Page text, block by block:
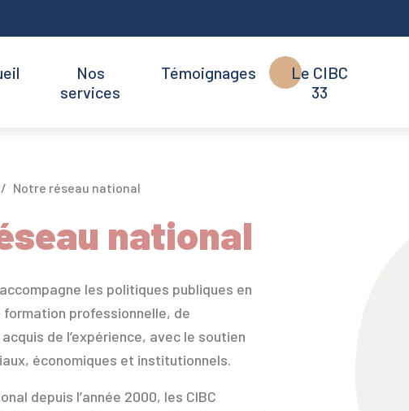
Nos
services
Témoignages
Le CIBC
33
Notre réseau national
national
les politiques publiques en
formation professionnelle, de
de l’expérience, avec le soutien
économiques et institutionnels.
depuis l’année 2000, les CIBC